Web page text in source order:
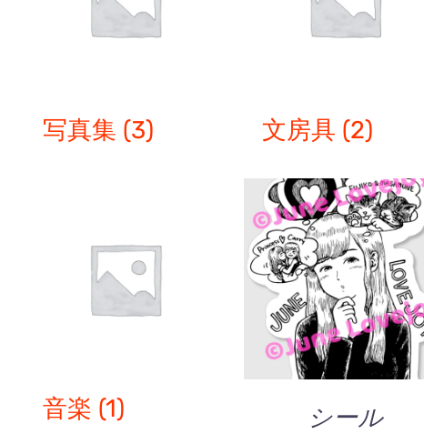
写真集 (3) 文房具 (2)
音楽 (1)
オプションを選択 こ
の
商
品
に
は
/
QUICK VIEW
シール